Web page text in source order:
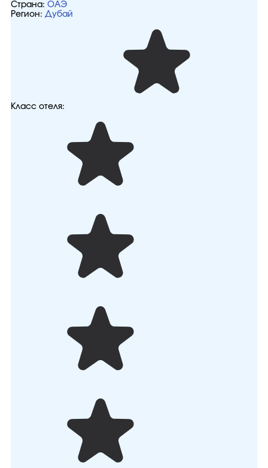
Страна: ОАЭ
Регион: Дубай
Класс отеля: